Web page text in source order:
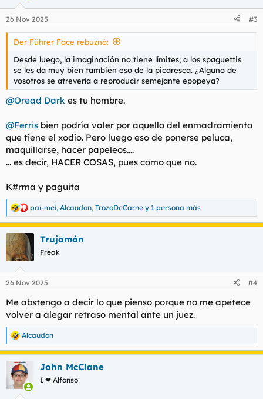
e
s
26 Nov 2025 #3
Der Führer Face rebuznó:
Desde luego, la imaginación no tiene límites; a los spaguettis
se les da muy bien también eso de la picaresca. ¿Alguno de
vosotros se atrevería a reproducir semejante epopeya?
@Oread Dark es tu hombre.
@Ferris bien podría valer por aquello del enmadramiento
que tiene el xodío. Pero luego eso de ponerse peluca,
maquillarse, hacer papeleos....
... es decir, HACER COSAS, pues como que no.
K#rma y paguita
R
e
a
c
c
i
e
:
pai-mei, Alcaudon, TrozoDeCarne y 1 persona más
Trujamán
Freak
26 Nov 2025 #4
Me abstengo a decir lo que pienso porque no me apetece
volver a alegar retraso mental ante un juez.
R
e
a
c
c
Alcaudon
John McClane
I ❤ Alfonso